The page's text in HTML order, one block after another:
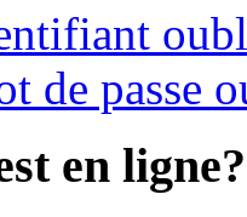
de passe
en ligne?